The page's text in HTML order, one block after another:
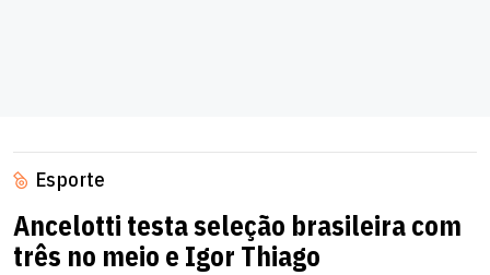
Esporte
Ancelotti testa seleção brasileira com
três no meio e Igor Thiago